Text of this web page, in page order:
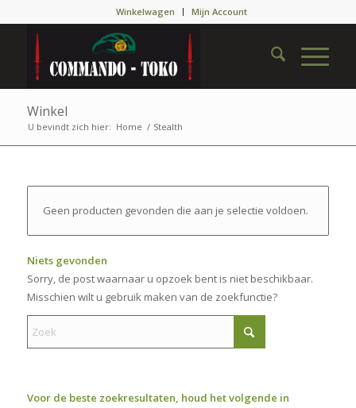
Winkelwagen Mijn Account
Winkel
U bevindt zich hier: Home / Stealth
Geen producten gevonden die aan je selectie voldoen.
Niets gevonden
Sorry, de post waarnaar u opzoek bent is niet beschikbaar.
Misschien wilt u gebruik maken van de zoekfunctie?
Voor de beste zoekresultaten, houd het volgende in